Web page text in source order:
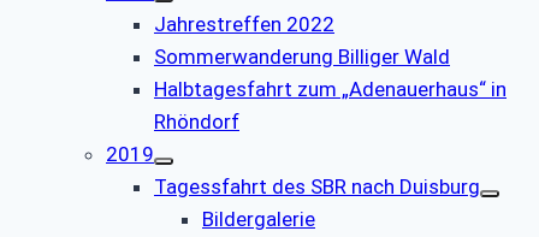
Jahrestreffen 2022
Sommerwanderung Billiger Wald
Halbtagesfahrt zum „Adenauerhaus“ in
Rhöndorf
2019
Tagessfahrt des SBR nach Duisburg
Bildergalerie